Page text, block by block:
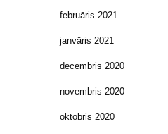
februāris 2021
janvāris 2021
decembris 2020
novembris 2020
oktobris 2020